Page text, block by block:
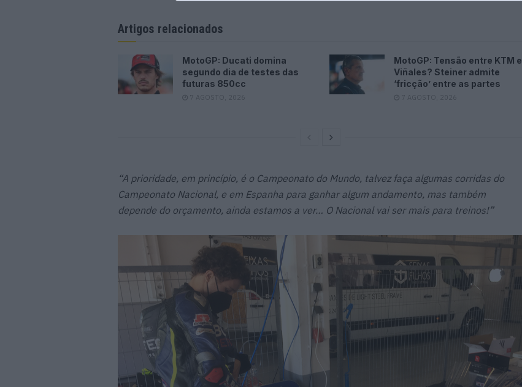
Artigos relacionados
MotoGP: Ducati domina
segundo dia de testes das
futuras 850cc
7 AGOSTO, 2026
MotoGP: Tensão entre KTM e
Viñales? Steiner admite
‘fricção’ entre as partes
7 AGOSTO, 2026
“A prioridade, em princípio, é o Campeonato do Mundo, talvez faça algumas corridas do
Campeonato Nacional, e em Espanha para ganhar algum andamento, mas também
depende do orçamento, ainda estamos a ver… O Nacional vai ser mais para treinos!”